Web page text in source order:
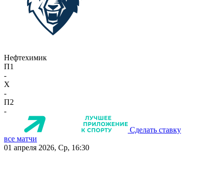
Нефтехимик
П1
-
X
-
П2
-
Сделать ставку
все матчи
01 апреля 2026, Ср, 16:30